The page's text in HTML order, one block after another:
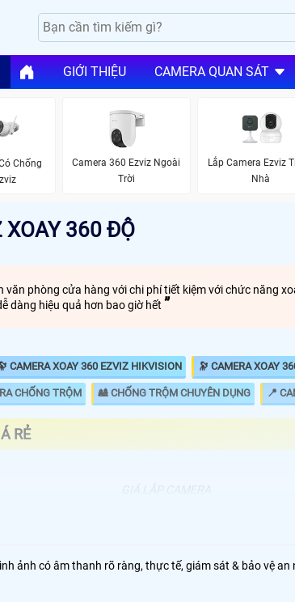
GIỚI THIỆU CAMERA QUAN SÁT
Chống
Camera 360 Ezviz Ngoài
Trời
Lắp Camera Ezviz
Nhà
XOAY 360 ĐỘ
phòng cửa hàng với chi phí tiết kiệm với chức năng
dàng hiệu quả hơn bao giờ hết
CAMERA XOAY 360 EZVIZ HIKVISION 🔭 CAMERA XOAY
CHỐNG TRỘM 🎎 CHỐNG TRỘM CHUYÊN DỤNG 📍
RẺ
Camera 360
Phòng
ảnh có âm thanh rõ ràng, thực tế, giám sát & bảo vệ